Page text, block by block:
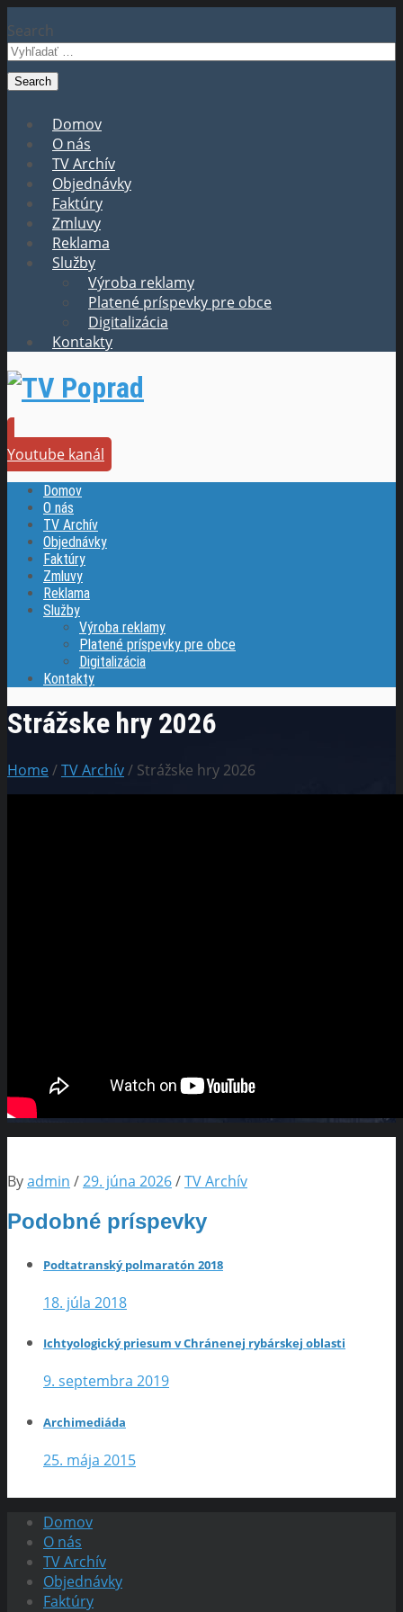
Search
Domov
O nás
TV Archív
Objednávky
Faktúry
Zmluvy
Reklama
Služby
Výroba reklamy
Platené príspevky pre obce
Digitalizácia
Kontakty
Youtube kanál
Domov
O nás
TV Archív
Objednávky
Faktúry
Zmluvy
Reklama
Služby
Výroba reklamy
Platené príspevky pre obce
Digitalizácia
Kontakty
Strážske hry 2026
Home/TV Archív/ Strážske hry 2026
Byadmin /29. júna 2026/TV Archív
Podobné príspevky
Podtatranský polmaratón 2018
18. júla 2018
Ichtyologický priesum v Chránenej rybárskej oblasti
9. septembra 2019
Archimediáda
25. mája 2015
Domov
O nás
TV Archív
Objednávky
Faktúry